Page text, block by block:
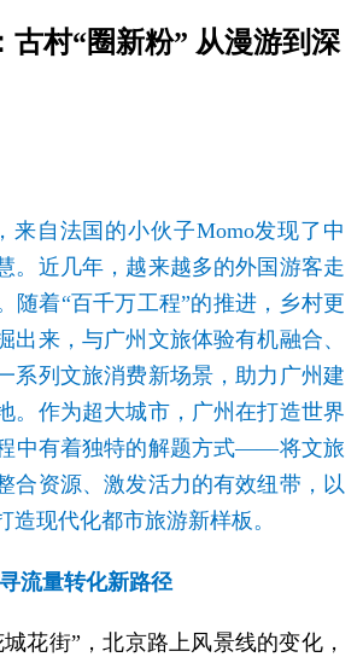
古村“圈新粉” 从漫游到深
来自法国的小伙子Momo发现了中
。近几年，越来越多的外国游客走
随着“百千万工程”的推进，乡村更
出来，与广州文旅体验有机融合、
系列文旅消费新场景，助力广州建
。作为超大城市，广州在打造世界
中有着独特的解题方式——将文旅
合资源、激发活力的有效纽带，以
造现代化都市旅游新样板。
流量转化新路径
花街”，北京路上风景线的变化，